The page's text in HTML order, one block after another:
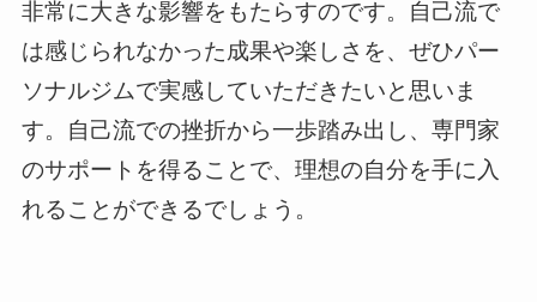
非常に大きな影響をもたらすのです。自己流で
は感じられなかった成果や楽しさを、ぜひパー
ソナルジムで実感していただきたいと思いま
す。自己流での挫折から一歩踏み出し、専門家
のサポートを得ることで、理想の自分を手に入
れることができるでしょう。